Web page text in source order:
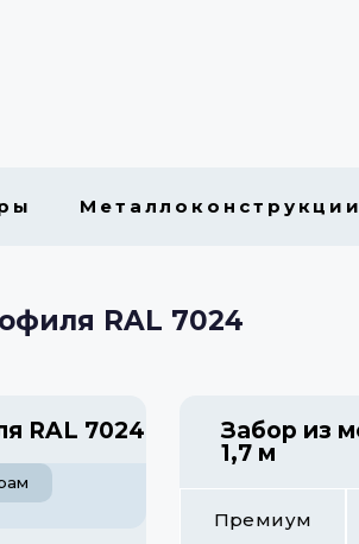
Металлоконструкции
RAL 7024
RAL 7024
Забор из
1,7 м
Премиум